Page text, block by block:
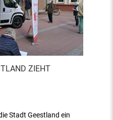
ZIEHT
Stadt Geestland ein